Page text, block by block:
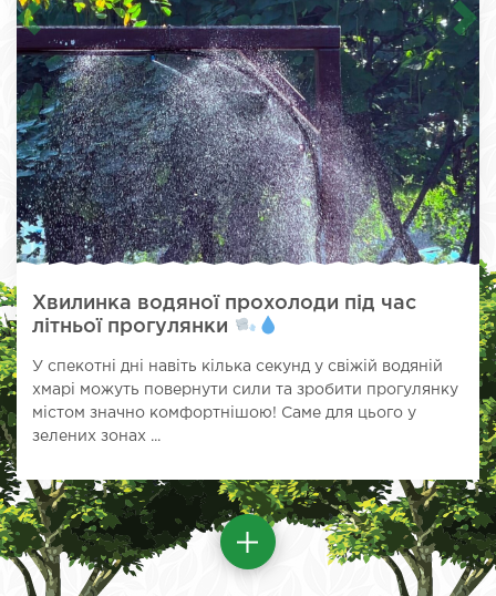
Хвилинка водяної прохолоди під час
літньої прогулянки
У спекотні дні навіть кілька секунд у свіжій водяній
хмарі можуть повернути сили та зробити прогулянку
містом значно комфортнішою! Саме для цього у
зелених зонах ...